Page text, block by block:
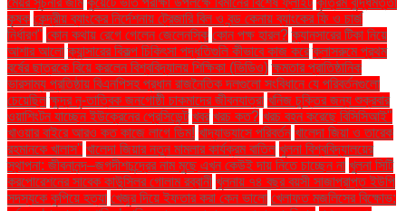
কৃষক কেন্দ্রীয় ব্যাংকের নির্দেশনায় ট্রেজারি বিল ও বন্ড কেনায় ব্যাংকের ফি ও চার্জ
নির্ধারণ" কোন কথায় রেগে গেলেন জেলেনস্কি কোন পক্ষ হারল? ক্যানসারের টিকা নিয়ে
আশার আলো ক্যান্সারের বিকল্প চিকিৎসা পদ্ধতিগুলি কীভাবে কাজ করে ক্লাসরুমে প্রথম
বর্ষের ছাত্রকে বিয়ে করলেন বিশ্ববিদ্যালয় শিক্ষিকা (ভিডিও) ক্ষমতার প্রাতিষ্ঠানিক
ভারসাম্য প্রতিষ্ঠায় বিএনপিসহ প্রধান রাজনৈতিক দলগুলো সংবিধানে যে পরিবর্তনগুলো
চেয়েছিল ক্ষুদ্র নৃ-তাত্বিক জনগোষ্ঠী চাকমাদের জীবনযাত্রা খনিজ চুক্তির জন্য শুক্রবার
ওয়াশিংটন যাচ্ছেন ইউক্রেনের প্রেসিডেন্ট খবর খরচ কত? খরচ বহন করেছে বিসিসিআই"
খাওয়ার বাইরে আরও কত কাজে লাগে ডিম! খাদ্যাভ্যাসে পরিবর্তন খালেদা জিয়া ও তারেক
রহমানকে খালাস'' খালেদা জিয়ার নতুন মামলার কার্যক্রম বাতিল খুলনা বিশ্ববিদ্যালয়ের
স্থাপনা: জীবনানন্দ–জগদীশচন্দ্রের নাম মুছে এখন কেউই দায় নিতে চাচ্ছেন না খুলনা সিটি
করপোরেশনের সাবেক কাউন্সিলর গোলাম রব্বানী খুলনায় ৭৪ বছর বয়সী সাজাপ্রাপ্ত ইউপি
সদস্যকে কুপিয়ে হত্যা খেজুর দিয়ে ইফতার করা কেন ভালো খেলাফত মজলিসের বিক্ষোভ: